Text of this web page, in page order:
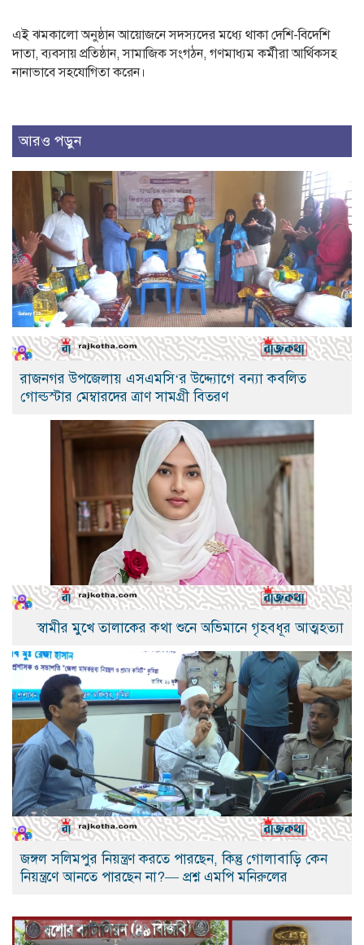
এই ঝমকালো অনুষ্ঠান আয়োজনে সদস্যদের মধ্যে থাকা দেশি-বিদেশি
দাতা, ব্যবসায় প্রতিষ্ঠান, সামাজিক সংগঠন, গণমাধ্যম কর্মীরা আর্থিকসহ
নানাভাবে সহযোগিতা করেন।
আরও পড়ুন
রাজনগর উপজেলায় এসএমসি‘র উদ্দ্যোগে বন্যা কবলিত
গোল্ডস্টার মেম্বারদের ত্রাণ সামগ্রী বিতরণ
স্বামীর মুখে তালাকের কথা শুনে অভিমানে গৃহবধূর আত্মহত্যা
জঙ্গল সলিমপুর নিয়ন্ত্রণ করতে পারছেন, কিন্তু গোলাবাড়ি কেন
নিয়ন্ত্রণে আনতে পারছেন না?— প্রশ্ন এমপি মনিরুলের